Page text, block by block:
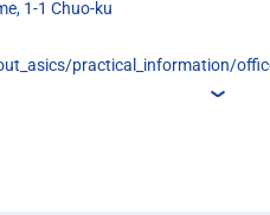
1-1 Chuo-ku
practical_information/